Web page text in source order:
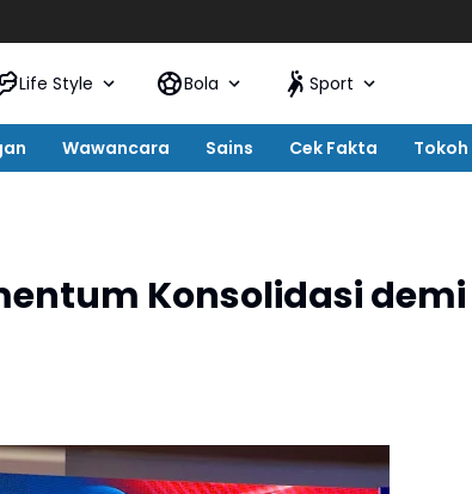
Life Style Bola Sport
Wawancara Sains Cek Fakta Tokoh
Konsolidasi demi